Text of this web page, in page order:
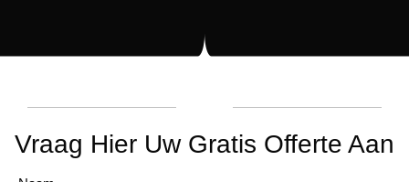
Vraag Hier Uw Gratis Offerte Aan